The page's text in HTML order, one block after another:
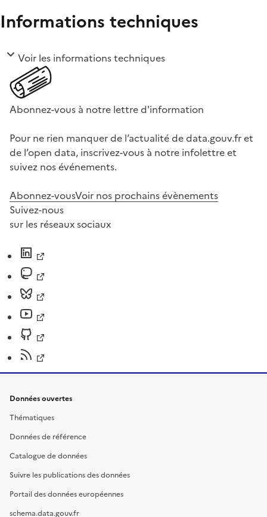
Informations techniques
Voir les informations techniques
Abonnez-vous à notre lettre d'information
Pour ne rien manquer de l’actualité de data.gouv.fr et
de l’open data, inscrivez-vous à notre infolettre et
suivez nos événements.
Abonnez-vousVoir nos prochains évènements
Suivez-nous
sur les réseaux sociaux
Données ouvertes
Thématiques
Données de référence
Catalogue de données
Suivre les publications des données
Portail des données européennes
schema.data.gouv.fr